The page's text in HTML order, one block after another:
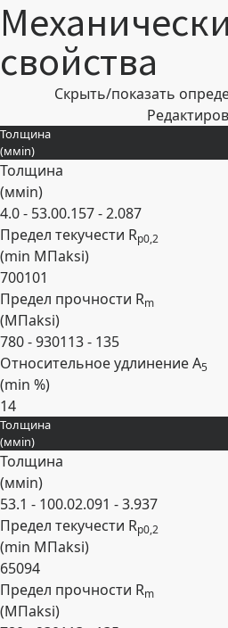
свойства
Скрыть/показать
Толщина
(ммin)
Толщина
(ммin)
4.0 - 53.00.157 - 2.087
Предел текучести Rp0,2
(min МПаksi)
700101
Предел прочности Rm
(МПаksi)
780 - 930113 - 135
Относительное удлинение A5
(min %)
14
Развернуть
Толщина
(ммin)
Толщина
(ммin)
53.1 - 100.02.091 - 3.937
Предел текучести Rp0,2
(min МПаksi)
65094
Предел прочности Rm
(МПаksi)